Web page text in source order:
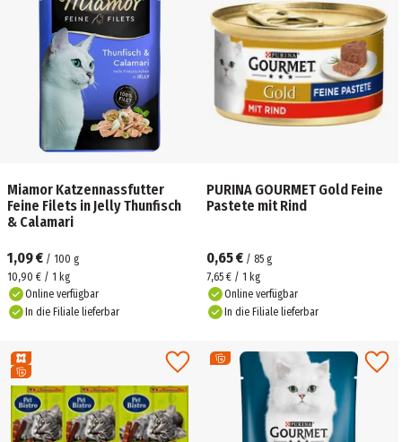
Miamor Katzennassfutter
Feine Filets in Jelly Thunfisch
& Calamari
1,09 € / 100 g
10,90 € / 1 kg
Online verfügbar
In die Filiale lieferbar
PURINA GOURMET Gold Feine
Pastete mit Rind
0,65 € / 85 g
7,65 € / 1 kg
Online verfügbar
In die Filiale lieferbar